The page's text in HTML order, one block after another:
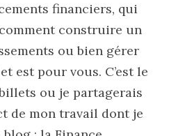
financiers, qui
construire un
ou bien gérer
est pour vous. C’est le
ou je partagerais
de mon travail dont je